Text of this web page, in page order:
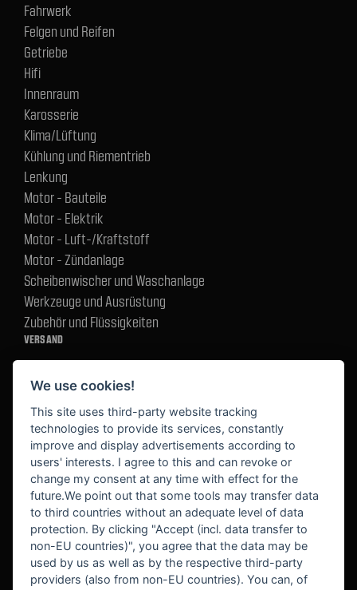
Fahrwerk
Felgen und Reifen
Getriebe
Hifi
Innenraum
Karosserie
Klima/Lüftung
Kühlung und Riementrieb
Lenkung
Motor - Bauteile
Motor - Elektrik
Motor - Luft-/Kraftstoff
Motor - Zündanlage
Scheibenwischer und Waschanlage
Werkzeuge und Ausrüstung
Zubehör und Flüssigkeiten
VERSAND
BEKANNT AUS
We use cookies!
This site uses third-party website tracking
technologies to provide its services, constantly
improve and display advertisements according to
users' interests. I agree to this and can revoke or
change my consent at any time with effect for the
future.We point out that some tools may transfer data
to third countries without an adequate level of data
protection. By clicking "Accept (incl. data transfer to
non-EU countries)", you agree that the data may be
used by us as well as by the respective third-party
providers (also from non-EU countries). You can, of